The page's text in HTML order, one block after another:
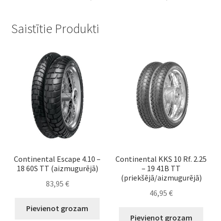
Saistītie Produkti
Continental Escape 4.10 –
18 60S TT (aizmugurējā)
83,95 €
Pievienot grozam
Continental KKS 10 Rf. 2.25
– 19 41B TT
(priekšējā/aizmugurējā)
46,95€
Pievienot grozam